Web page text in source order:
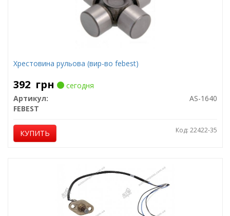
Хрестовина рульова (вир-во febest)
392 грн
сегодня
Артикул:
AS-1640
FEBEST
КУПИТЬ Код: 22422-35